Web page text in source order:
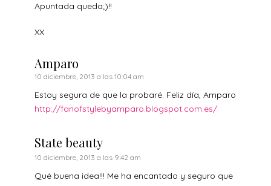
Apuntada queda;)!!
XX
Amparo
10 diciembre, 2013 a las 10:04 am
Estoy segura de que la probaré. Feliz día, Amparo
http://fanofstylebyamparo.blogspot.com.es/
State beauty
10 diciembre, 2013 a las 9:42 am
Qué buena idea!!! Me ha encantado y seguro que